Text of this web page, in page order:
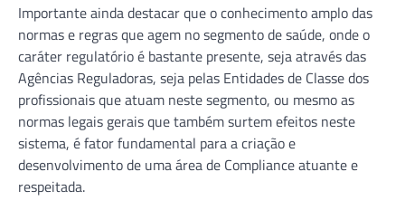
Importante ainda destacar que o conhecimento amplo das
normas e regras que agem no segmento de saúde, onde o
caráter regulatório é bastante presente, seja através das
Agências Reguladoras, seja pelas Entidades de Classe dos
profissionais que atuam neste segmento, ou mesmo as
normas legais gerais que também surtem efeitos neste
sistema, é fator fundamental para a criação e
desenvolvimento de uma área de Compliance atuante e
respeitada.